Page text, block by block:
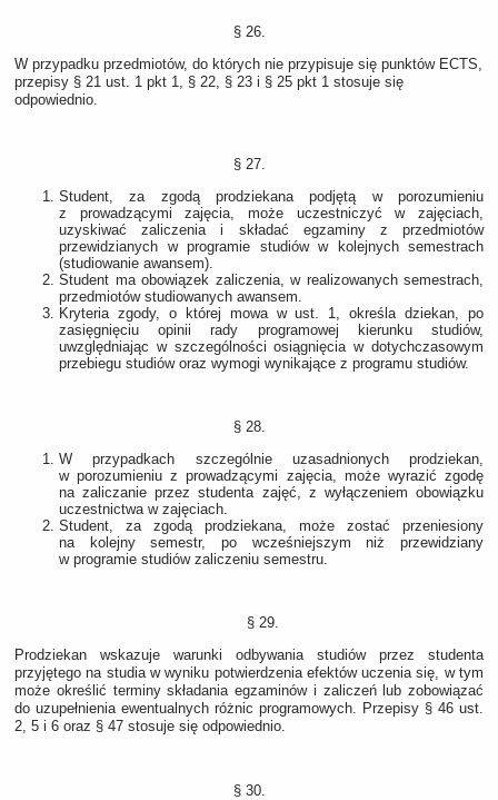
§ 26.
W przypadku przedmiotów, do których nie przypisuje się punktów ECTS,
przepisy § 21 ust. 1 pkt 1, § 22, § 23 i § 25 pkt 1 stosuje się
odpowiednio.
§ 27.
Student, za zgodą prodziekana podjętą w porozumieniu
z prowadzącymi zajęcia, może uczestniczyć w zajęciach,
uzyskiwać zaliczenia i składać egzaminy z przedmiotów
przewidzianych w programie studiów w kolejnych semestrach
(studiowanie awansem).
Student ma obowiązek zaliczenia, w realizowanych semestrach,
przedmiotów studiowanych awansem.
Kryteria zgody, o której mowa w ust. 1, określa dziekan, po
zasięgnięciu opinii rady programowej kierunku studiów,
uwzględniając w szczególności osiągnięcia w dotychczasowym
przebiegu studiów oraz wymogi wynikające z programu studiów.
§ 28.
W przypadkach szczególnie uzasadnionych prodziekan,
w porozumieniu z prowadzącymi zajęcia, może wyrazić zgodę
na zaliczanie przez studenta zajęć, z wyłączeniem obowiązku
uczestnictwa w zajęciach.
Student, za zgodą prodziekana, może zostać przeniesiony
na kolejny semestr, po wcześniejszym niż przewidziany
w programie studiów zaliczeniu semestru.
§ 29.
Prodziekan wskazuje warunki odbywania studiów przez studenta
przyjętego na studia w wyniku potwierdzenia efektów uczenia się, w tym
może określić terminy składania egzaminów i zaliczeń lub zobowiązać
do uzupełnienia ewentualnych różnic programowych. Przepisy § 46 ust.
2, 5 i 6 oraz § 47 stosuje się odpowiednio.
§ 30.